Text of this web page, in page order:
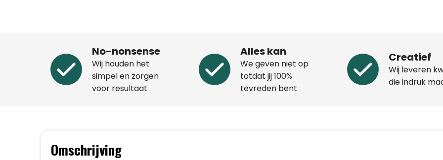
No-nonsense
Wij houden het
simpel en zorgen
voor resultaat
Alles kan
We geven niet op
totdat jij 100%
tevreden bent
Creatief
Wij leveren
die indruk
Omschrijving